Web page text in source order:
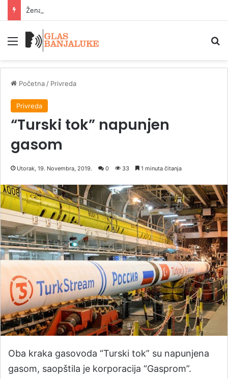
Meni
Početna / Privreda
Privreda
“Turski tok” napunjen
gasom
Utorak, 19. Novembra, 2019. 0 33 1 minuta čitanja
Oba kraka gasovoda “Turski tok” su napunjena
gasom, saopštila je korporacija “Gasprom”.